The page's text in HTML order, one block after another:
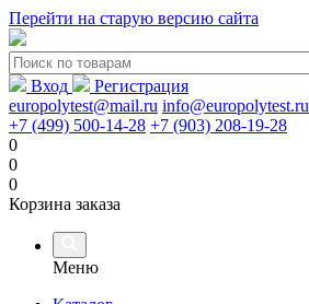
Перейти на старую версию сайта
Вход
Регистрация
europolytest@mail.ru info@europolytest.ru
+7 (499) 500-14-28 +7 (903) 208-19-28
0
0
0
Корзина заказа
Меню